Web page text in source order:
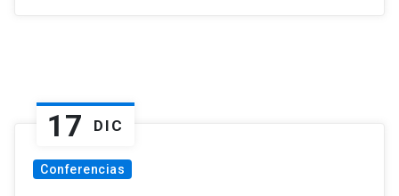
17 DIC
Conferencias